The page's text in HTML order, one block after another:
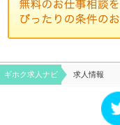
ギホク求⼈ナビ 求人情報